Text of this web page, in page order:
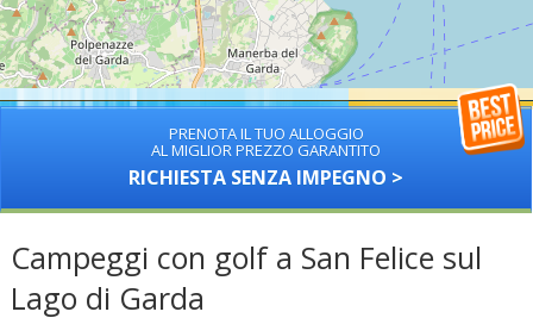
PRENOTA IL TUO ALLOGGIO
AL MIGLIOR PREZZO GARANTITO
RICHIESTA SENZA IMPEGNO >
Campeggi con golf a San Felice sul
Lago di Garda